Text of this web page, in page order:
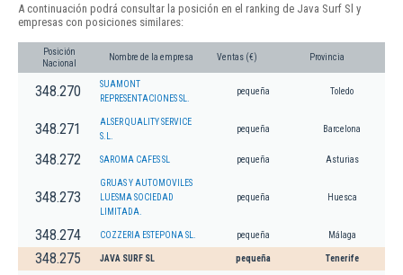
A continuación podrá consultar la posición en el ranking de Java Surf Sl y
empresas con posiciones similares:
Posición
Nacional
Nombre de la empresa Ventas (€) Provincia
348.270
SUAMONT
REPRESENTACIONES SL.
pequeña Toledo
348.271
ALSER QUALITY SERVICE
S.L.
pequeña Barcelona
348.272 SAROMA CAFES SL pequeña Asturias
348.273
GRUAS Y AUTOMOVILES
LUESMA SOCIEDAD
LIMITADA.
pequeña Huesca
348.274 COZZERIA ESTEPONA SL. pequeña Málaga
348.275 JAVA SURF SL pequeña Tenerife